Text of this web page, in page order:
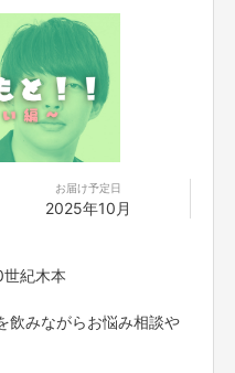
お届け予定日
2025年10月
紀木本
飲みながらお悩み相談や